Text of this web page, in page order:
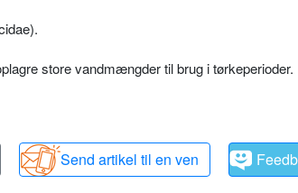
store vandmængder til brug i tørkeperioder.
Send artikel til en ven